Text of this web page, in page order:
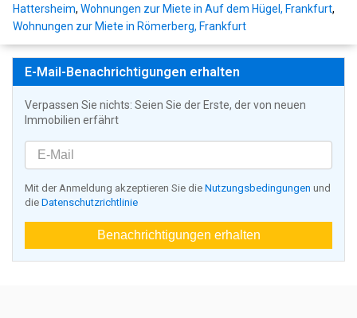
Hattersheim, Wohnungen zur Miete in Auf dem Hügel, Frankfurt,
Wohnungen zur Miete in Römerberg, Frankfurt
E-Mail-Benachrichtigungen erhalten
Verpassen Sie nichts: Seien Sie der Erste, der von neuen
Immobilien erfährt
Mit der Anmeldung akzeptieren Sie die Nutzungsbedingungen und
die Datenschutzrichtlinie
Benachrichtigungen erhalten